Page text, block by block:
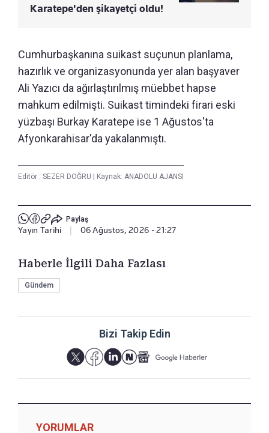
Karatepe'den şikayetçi oldu!
Cumhurbaşkanına suikast suçunun planlama,
hazırlık ve organizasyonunda yer alan başyaver
Ali Yazıcı da ağırlaştırılmış müebbet hapse
mahkum edilmişti. Suikast timindeki firari eski
yüzbaşı Burkay Karatepe ise 1 Ağustos'ta
Afyonkarahisar'da yakalanmıştı.
Editör : SEZER DOĞRU | Kaynak: ANADOLU AJANSI
Paylaş
Yayın Tarihi 06 Ağustos, 2026 - 21:27
Haberle İlgili Daha Fazlası
Gündem
Bizi Takip Edin
YORUMLAR